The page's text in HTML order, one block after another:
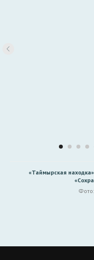
«Таймырская